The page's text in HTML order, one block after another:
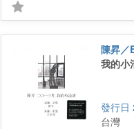
陳昇
我的小
台灣